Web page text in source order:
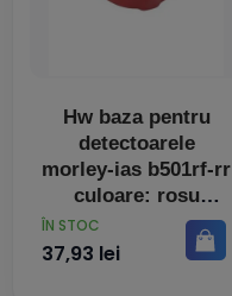
Hw baza pentru
detectoarele
morley-ias b501rf-rr
culoare: rosu
dimensiuni:
inaltime
PRET
ÎN STOC
37,93 lei